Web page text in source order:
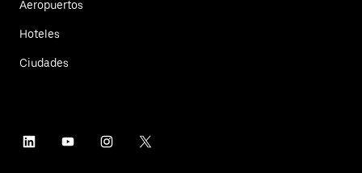
Aeropuertos
Hoteles
Ciudades